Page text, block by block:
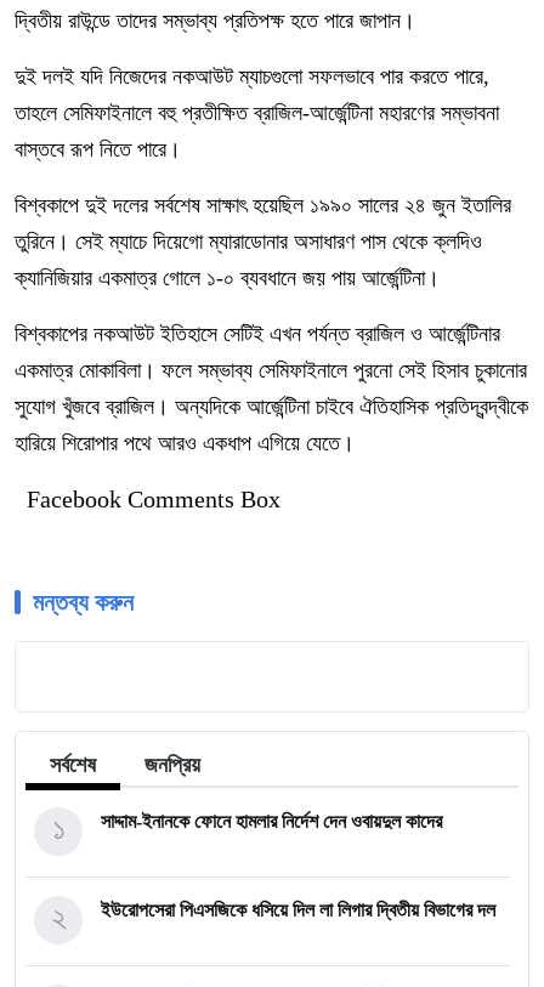
দ্বিতীয় রাউন্ডে তাদের সম্ভাব্য প্রতিপক্ষ হতে পারে জাপান।
দুই দলই যদি নিজেদের নকআউট ম্যাচগুলো সফলভাবে পার করতে পারে,
তাহলে সেমিফাইনালে বহু প্রতীক্ষিত ব্রাজিল-আর্জেন্টিনা মহারণের সম্ভাবনা
বাস্তবে রূপ নিতে পারে।
বিশ্বকাপে দুই দলের সর্বশেষ সাক্ষাৎ হয়েছিল ১৯৯০ সালের ২৪ জুন ইতালির
তুরিনে। সেই ম্যাচে দিয়েগো ম্যারাডোনার অসাধারণ পাস থেকে ক্লদিও
ক্যানিজিয়ার একমাত্র গোলে ১-০ ব্যবধানে জয় পায় আর্জেন্টিনা।
বিশ্বকাপের নকআউট ইতিহাসে সেটিই এখন পর্যন্ত ব্রাজিল ও আর্জেন্টিনার
একমাত্র মোকাবিলা। ফলে সম্ভাব্য সেমিফাইনালে পুরনো সেই হিসাব চুকানোর
সুযোগ খুঁজবে ব্রাজিল। অন্যদিকে আর্জেন্টিনা চাইবে ঐতিহাসিক প্রতিদ্বন্দ্বীকে
হারিয়ে শিরোপার পথে আরও একধাপ এগিয়ে যেতে।
Facebook Comments Box
মন্তব্য করুন
সর্বশেষ জনপ্রিয়
সাদ্দাম-ইনানকে ফোনে হামলার নির্দেশ দেন ওবায়দুল কাদের
১
ইউরোপসেরা পিএসজিকে ধসিয়ে দিল লা লিগার দ্বিতীয় বিভাগের দল
২